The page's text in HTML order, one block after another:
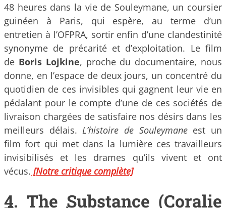
48 heures dans la vie de Souleymane, un coursier
guinéen à Paris, qui espère, au terme d’un
entretien à l’OFPRA, sortir enfin d’une clandestinité
synonyme de précarité et d’exploitation. Le film
de Boris Lojkine, proche du documentaire, nous
donne, en l’espace de deux jours, un concentré du
quotidien de ces invisibles qui gagnent leur vie en
pédalant pour le compte d’une de ces sociétés de
livraison chargées de satisfaire nos désirs dans les
meilleurs délais.L’histoire de Souleymaneest un
film fort qui met dans la lumière ces travailleurs
invisibilisés et les drames qu’ils vivent et ont
vécus. [Notre critique complète]
4. The Substance (Coralie